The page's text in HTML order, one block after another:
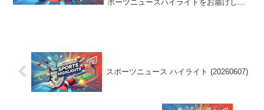
ポーツニュースハイライトをお届けしま
スポーツニュース ハイライト (20260607)